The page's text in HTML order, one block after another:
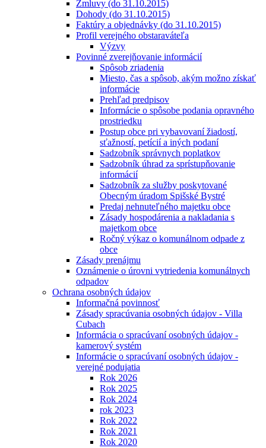
Zmluvy (do 31.10.2015)
Dohody (do 31.10.2015)
Faktúry a objednávky (do 31.10.2015)
Profil verejného obstaraváteľa
Výzvy
Povinné zverejňovanie informácií
Spôsob zriadenia
Miesto, čas a spôsob, akým možno získať
informácie
Prehľad predpisov
Informácie o spôsobe podania opravného
prostriedku
Postup obce pri vybavovaní žiadostí,
sťažností, petícií a iných podaní
Sadzobník správnych poplatkov
Sadzobník úhrad za sprístupňovanie
informácií
Sadzobník za služby poskytované
Obecným úradom Spišské Bystré
Predaj nehnuteľného majetku obce
Zásady hospodárenia a nakladania s
majetkom obce
Ročný výkaz o komunálnom odpade z
obce
Zásady prenájmu
Oznámenie o úrovni vytriedenia komunálnych
odpadov
Ochrana osobných údajov
Informačná povinnosť
Zásady spracúvania osobných údajov - Villa
Cubach
Informácia o spracúvaní osobných údajov -
kamerový systém
Informácie o spracúvaní osobných údajov -
verejné podujatia
Rok 2026
Rok 2025
Rok 2024
rok 2023
Rok 2022
Rok 2021
Rok 2020